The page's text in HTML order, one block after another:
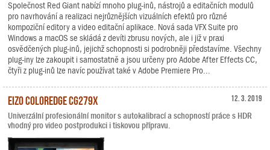
Společnost Red Giant nabízí mnoho plug-inů, nástrojů a editačních modulů
pro navrhování a realizaci nejrůznějších vizuálních efektů pro různé
kompoziční editory a video editační aplikace. Nová sada VFX Suite pro
Windows a macOS se skládá z devíti zbrusu nových, ale i již v praxi
osvědčených plug-inů, jejichž schopnosti si podrobněji představíme. Všechny
plug-iny lze zakoupit i samostatně a jsou určeny pro Adobe After Effects CC,
čtyři z plug-inů lze navíc používat také v Adobe Premiere Pro...
12. 3. 2019
EIZO ColorEdge CG279X
Univerzální profesionální monitor s autokalibrací a schopností práce s HDR
vhodný pro video postprodukci i tiskovou přípravu.